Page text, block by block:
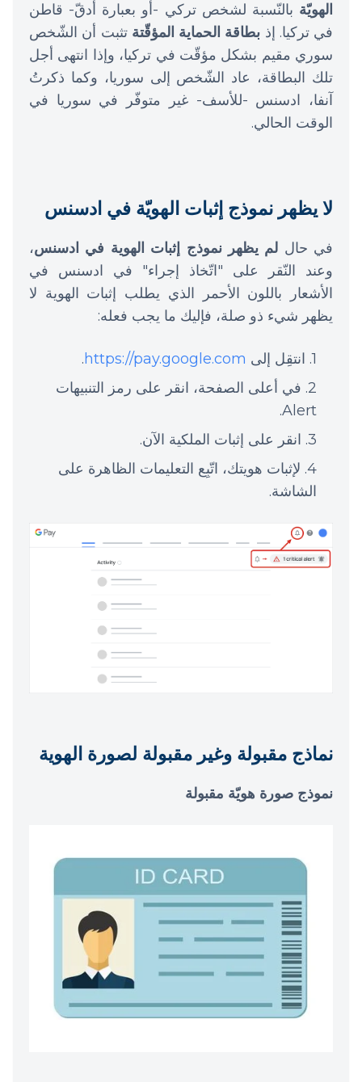
الهويّة بالنّسبة لشخص تركي -أو بعبارة أدقّ- قاطن
في تركيا. إذ بطاقة الحماية المؤقّتة تثبت أن الشّخص
سوري مقيم بشكل مؤقّت في تركيا، وإذا انتهى أجل
تلك البطاقة، عاد الشّخص إلى سوريا، وكما ذكرتُ
آنفا، ادسنس -للأسف- غير متوفّر في سوريا في
الوقت الحالي.
لا يظهر نموذج إثبات الهويّة في ادسنس
في حال لم يظهر نموذج إثبات الهوية في ادسنس،
وعند النّقر على "اتّخاذ إجراء" في ادسنس في
الأشعار باللون الأحمر الذي يطلب إثبات الهوية لا
يظهر شيء ذو صلة، فإليك ما يجب فعله:
انتقِل إلى https://pay.google.com
.
في أعلى الصفحة، انقر على رمز التنبيهات
Alert.
انقر على إثبات الملكية الآن.
لإثبات هويتك، اتّبِع التعليمات الظاهرة على
الشاشة.
نماذج مقبولة وغير مقبولة لصورة الهوية
نموذج صورة هويّة مقبولة